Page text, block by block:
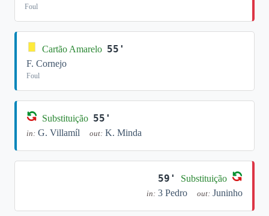
Foul
Cartão Amarelo 55'
F. Cornejo
Foul
Substituição 55'
in: G. Villamíl out: K. Minda
59' Substituição
in: 3 Pedro out: Juninho